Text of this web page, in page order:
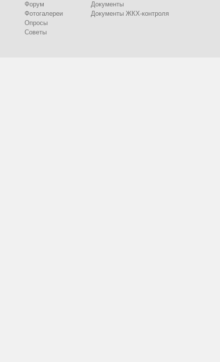
Форум
Фотогалереи
Опросы
Советы
Документы
Документы ЖКХ-контроля